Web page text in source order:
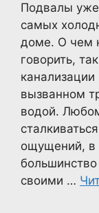
Подвалы уже
самых
доме. О чем
говорить,
вызванном
водой.
ощущений, в
большинство
своими …